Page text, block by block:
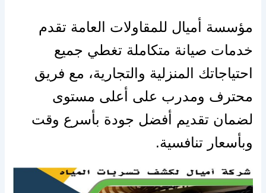
مؤسسة أميال للمقاولات العامة تقدم
خدمات صيانة متكاملة تغطي جميع
احتياجاتك المنزلية والتجارية، مع فريق
محترف ومدرب على أعلى مستوى
لضمان تقديم أفضل جودة بأسرع وقت
وبأسعار تنافسية.